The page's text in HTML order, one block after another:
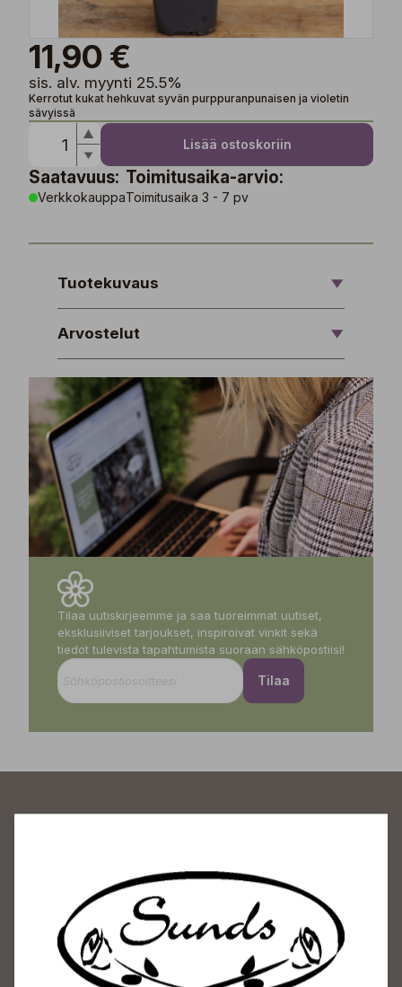
11,90 €
sis. alv. myynti 25.5%
Kerrotut kukat hehkuvat syvän purppuranpunaisen ja violetin
sävyissä
Lisää ostoskoriin
Saatavuus:
Verkkokauppa
Toimitusaika-arvio:
Toimitusaika 3 - 7 pv
Tuotekuvaus
Arvostelut
Tilaa uutiskirjeemme ja saa tuoreimmat uutiset,
eksklusiiviset tarjoukset, inspiroivat vinkit sekä
tiedot tulevista tapahtumista suoraan sähköpostiisi!
Tilaa
Sundin Puutarhakeskus
Avoinna
Arkisin 09-18